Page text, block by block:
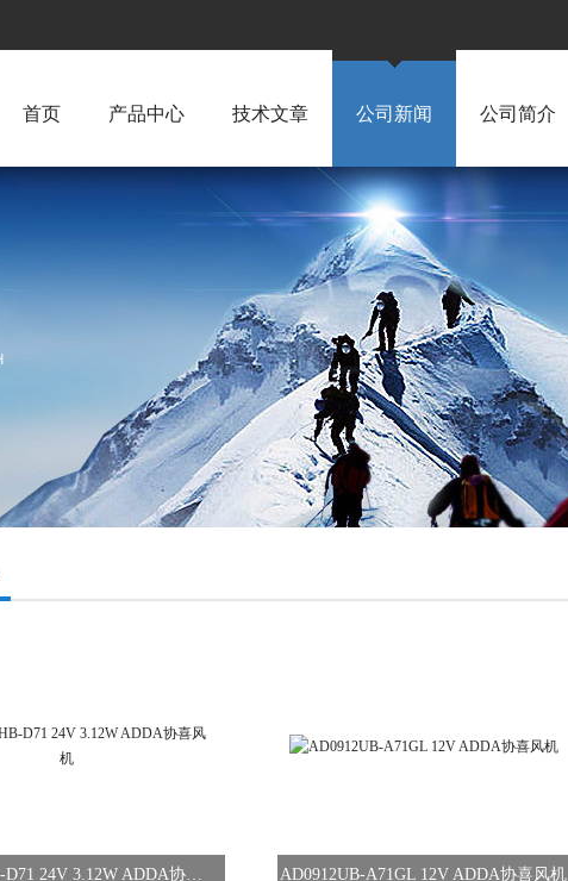
首页 产品中心 技术文章 公司新闻 公司简介
AD0824HB-D71 24V 3.12W ADDA协喜风机 AD0912UB-A71GL 12V ADDA协喜风机